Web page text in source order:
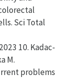
Sci Total
10. Kadac-
M.
problems